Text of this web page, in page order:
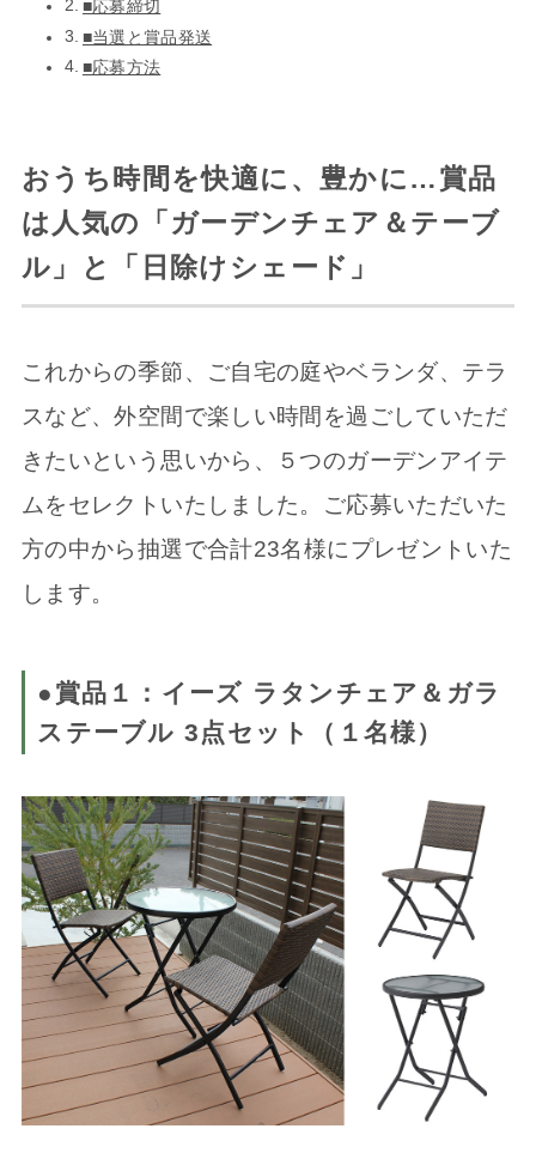
■応募締切
■当選と賞品発送
■応募方法
おうち時間を快適に、豊かに…賞品
は人気の「ガーデンチェア＆テーブ
ル」と「日除けシェード」
これからの季節、ご自宅の庭やベランダ、テラ
スなど、外空間で楽しい時間を過ごしていただ
きたいという思いから、５つのガーデンアイテ
ムをセレクトいたしました。ご応募いただいた
方の中から抽選で合計23名様にプレゼントいた
します。
●賞品１：イーズ ラタンチェア＆ガラ
ステーブル 3点セット
（１名様）